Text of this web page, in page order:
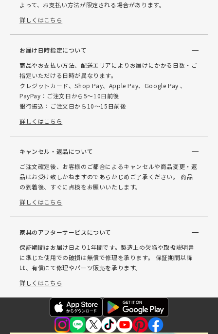
よって、お支払い方法が限定される場合があります。
詳しくはこちら
お届け日時指定について
商品やお支払い方法、配送エリアによりお届けにかかる日数・ご
指定いただける日時が異なります。
クレジットカード、Shop Pay、Apple Pay、Google Pay 、
PayPay：ご注文日から5～10日前後
銀行振込：ご注文日から10～15日前後
詳しくはこちら
キャンセル・返品について
ご注文確定後、お客様のご都合によるキャンセルや商品変更・返
品はお受け致しかねますのであらかじめご了承ください。 商品
の到着後、すぐに点検をお願いいたします。
詳しくはこちら
家具のアフターサービスについて
保証期間はお届け日より1年間です。製造上の欠陥や取扱説明書
に準じた使用での破損は無償で修理を承ります。 保証期間以降
は、有償にて修理やパーツ販売を承ります。
詳しくはこちら